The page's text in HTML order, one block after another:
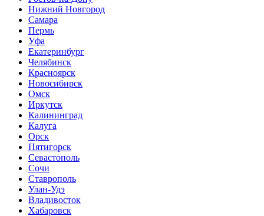
Нижний Новгород
Самара
Пермь
Уфа
Екатеринбург
Челябинск
Красноярск
Новосибирск
Омск
Иркутск
Калининград
Калуга
Орск
Пятигорск
Севастополь
Сочи
Ставрополь
Улан-Удэ
Владивосток
Хабаровск